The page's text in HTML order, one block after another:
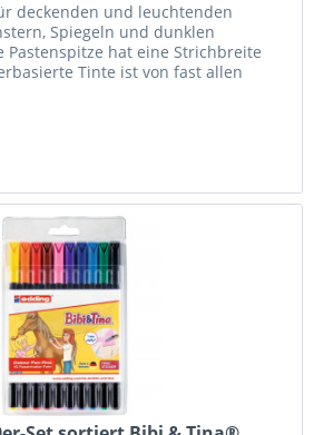
deckenden und leuchtenden
Spiegeln und dunklen
Pastenspitze hat eine Strichbreite
Tinte ist von fast allen